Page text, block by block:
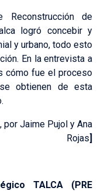
de
logró concebir y
y urbano, todo esto
En la entrevista a
cómo fue el proceso
obtienen de esta
, por Jaime Pujol y Ana
Rojas]
TALCA (PRE